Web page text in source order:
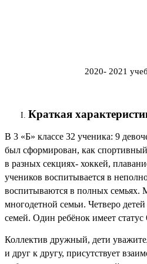
2020- 2021
Краткая
В 3 «Б» классе 32 ученика: 9
был сформирован, как
в разных секциях- хоккей,
учеников воспитывается в
воспитываются в полных
многодетной семьи. Четверо
семей. Один ребёнок имеет
Коллектив дружный, дети
и друг к другу, присутствует